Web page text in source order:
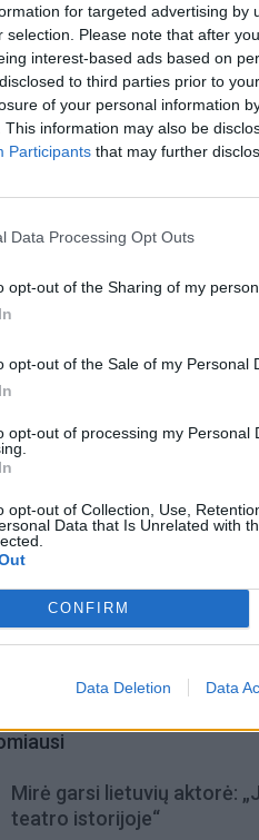
for targeted advertising by
selection. Please note that after
interest-based ads based on
to third parties prior to
of your personal information
This information may also be
Participants that may further
Data Processing Opt Outs
opt-out of the Sharing of my
opt-out of the Sale of my Personal
opt-out of processing my Personal
opt-out of Collection, Use,
Data that Is Unrelated with
CONFIRM
Data Deletion Data
eteriniai aliejai,
ne tik atnaujinti erdvę,
emocinių
Tam tikras
net konkrečius gyvenimo
ne tik dekoratyvia
Mirė garsi lietuvių aktorė:
teatro istorijoje“